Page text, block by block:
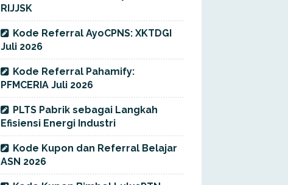
RIJJSK
Kode Referral AyoCPNS: XKTDGI
Juli 2026
Kode Referral Pahamify:
PFMCERIA Juli 2026
PLTS Pabrik sebagai Langkah
Efisiensi Energi Industri
Kode Kupon dan Referral Belajar
ASN 2026